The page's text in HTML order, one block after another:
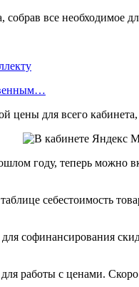
собрав все необходимое
для всего
году, теперь
себестоимость
софинансирования
работы с ценами.